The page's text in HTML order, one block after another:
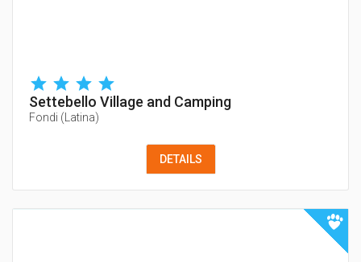
Settebello Village and Camping
Fondi (Latina)
DETAILS